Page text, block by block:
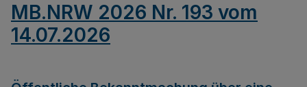
MB.NRW 2026 Nr. 193 vom
14.07.2026